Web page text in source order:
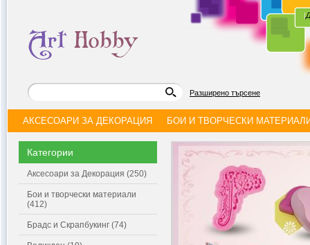
|
Разширено търсене
АКСЕСОАРИ ЗА ДЕКОРАЦИЯ БОИ И ТВОРЧЕСКИ
Категории
Аксесоари за Декорация (250)
Бои и творчески материали
(412)
Брадс и Скрапбукинг (74)